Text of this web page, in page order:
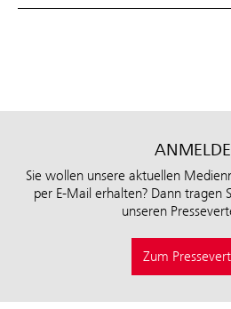
Sie wollen unsere aktuellen
per E-Mail erhalten? Dann tragen
unseren
Zum